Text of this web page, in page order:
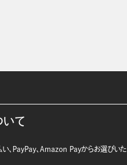
て
い、PayPay、Amazon Payからお選びいた